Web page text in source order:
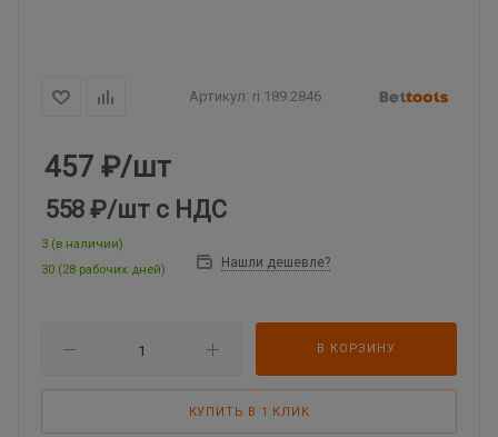
Артикул: ri.189.2846
457 ₽/шт
558 ₽/шт с НДС
3 (в наличии)
30 (28 рабочих дней)
Нашли дешевле?
В КОРЗИНУ
КУПИТЬ В 1 КЛИК